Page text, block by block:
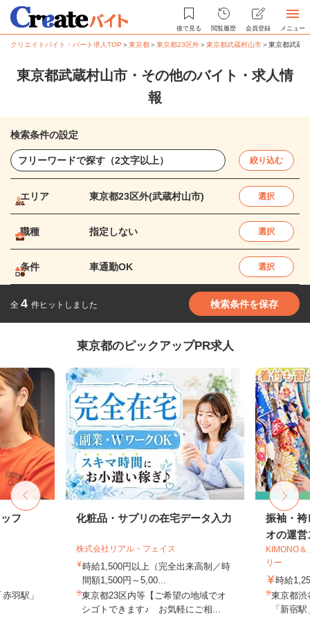
後で見る 閲覧履歴 会員登録 メニュー
クリエイトバイト・パート求人TOP ＞東京都＞東京都23区外＞東京都武蔵村山市＞東京都武蔵
東京都武蔵村山市・その他のバイト・求人情
報
検索条件の設定
絞り込む
エリア 東京都23区外(武蔵村山市) 選択
職種 指定しない 選択
条件 車通勤OK 選択
全 4 件ヒットしました 検索条件を保存
東京都のピックアップPR求人
フ
羽駅」
化粧品・サプリの在宅データ入力
株式会社リアル・フェイス
時給1,500円以上（完全出来高制／時
間額1,500円～5,00...
東京都23区内等【ご希望の地域でオ
シゴトできます♪ お気軽にご相...
振袖・袴
オの運営
KIMONO
リー
時給
東京都渋
「新宿